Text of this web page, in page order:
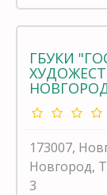
ГБУКИ
173007,
Новгород,
3